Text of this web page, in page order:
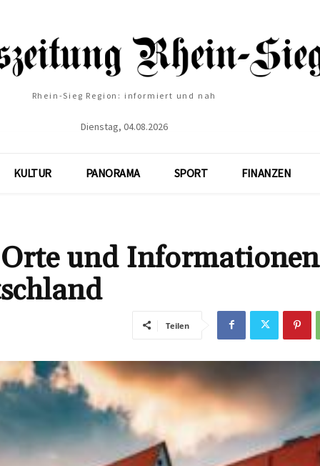
Rhein-Sieg Region: informiert und nah
Dienstag, 04.08.2026
KULTUR PANORAMA SPORT FINANZEN
und Informationen
Teilen